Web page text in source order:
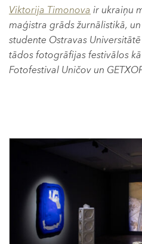
Viktorija Timonova ir ukraiņu
maģistra grāds žurnālistikā,
studente Ostravas
tādos fotogrāfijas festivālos
Fotofestival Uničov un